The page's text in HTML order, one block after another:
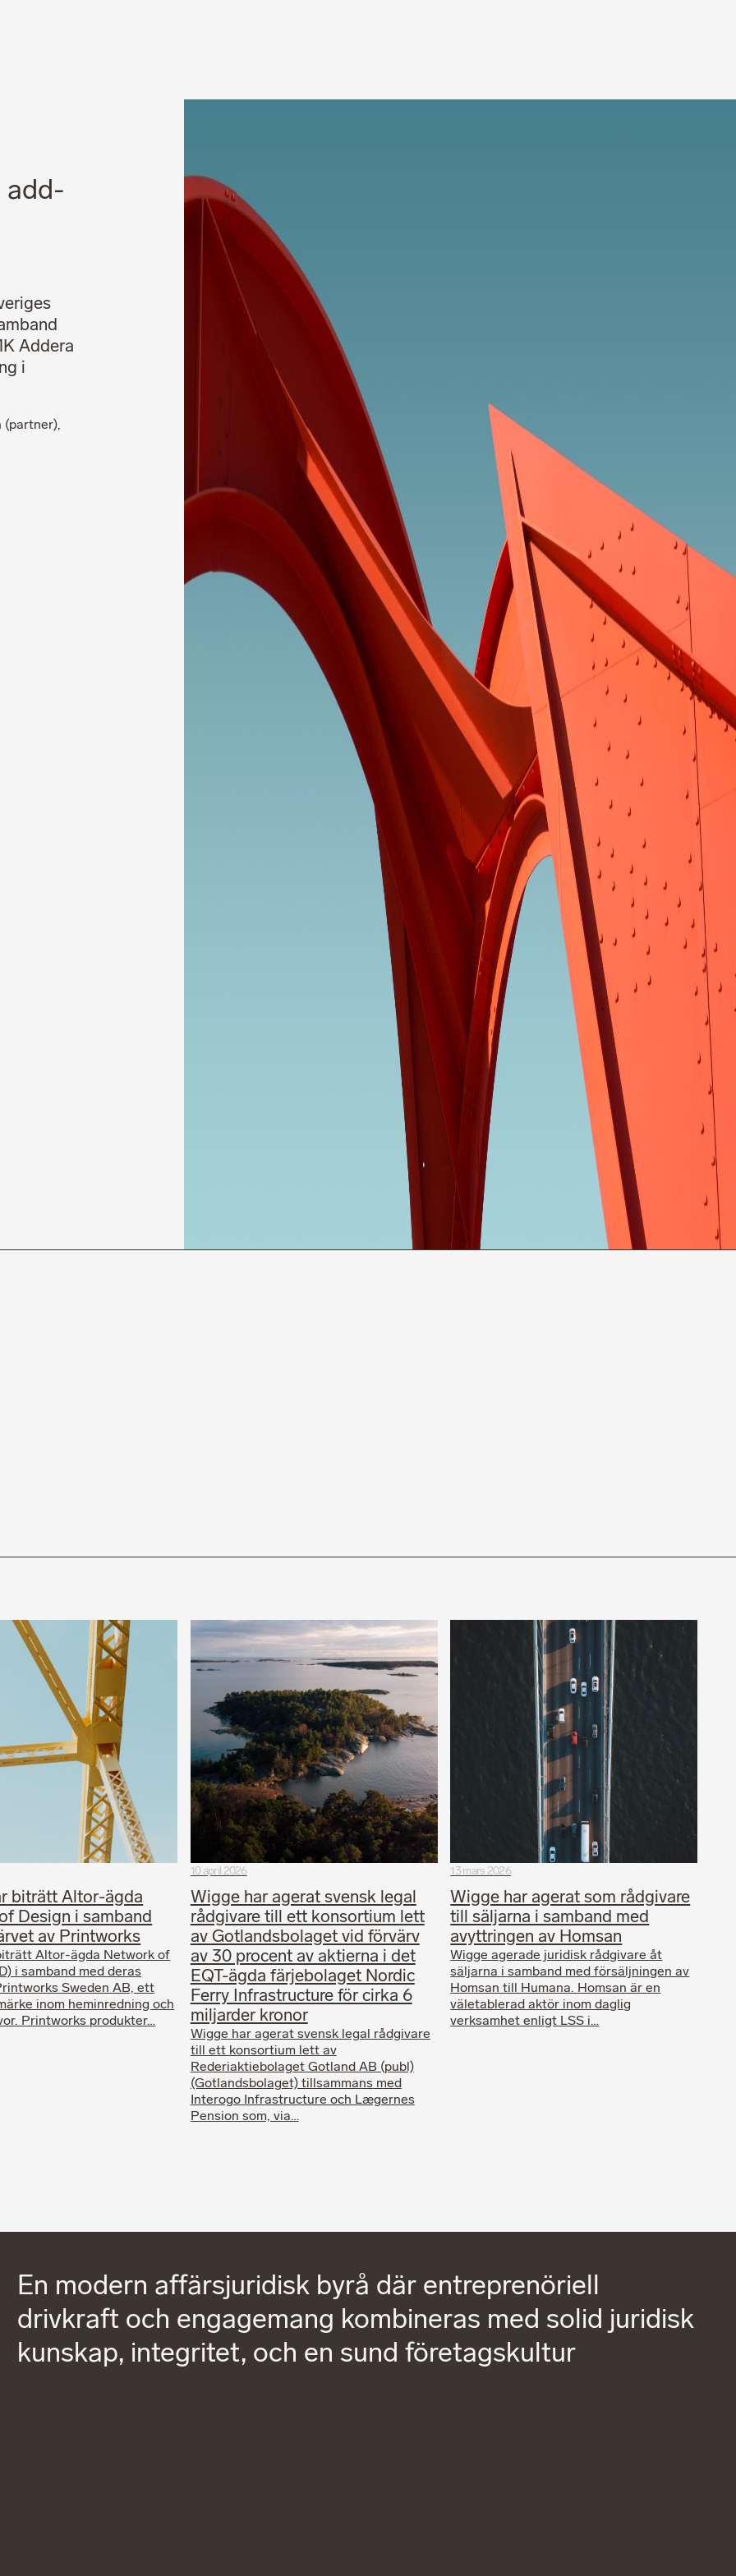
add-
Addera
i
(partner),
biträtt Altor-ägda
Design i samband
av Printworks
Altor-ägda Network of
i samband med deras
Sweden AB, ett
inom heminredning och
Printworks produkter…
10 april 2026
Wigge har agerat svensk legal
rådgivare till ett konsortium lett
av Gotlandsbolaget vid förvärv
av 30 procent av aktierna i det
EQT-ägda färjebolaget Nordic
Ferry Infrastructure för cirka 6
miljarder kronor
Wigge har agerat svensk legal rådgivare
till ett konsortium lett av
Rederiaktiebolaget Gotland AB (publ)
(Gotlandsbolaget) tillsammans med
Interogo Infrastructure och Lægernes
Pension som, via…
13 mars 2026
Wigge har agerat som rådgivare
till säljarna i samband med
avyttringen av Homsan
Wigge agerade juridisk rådgivare åt
säljarna i samband med försäljningen av
Homsan till Humana. Homsan är en
väletablerad aktör inom daglig
verksamhet enligt LSS i…
En modern affärsjuridisk byrå där entreprenöriell
drivkraft och engagemang kombineras med solid juridisk
kunskap, integritet, och en sund företagskultur